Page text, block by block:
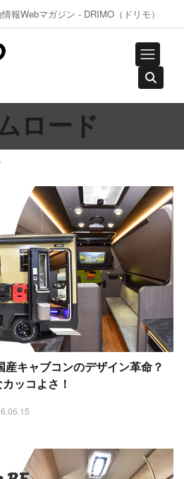
報Webマガジン - DRIMO（ドリモ）
ロード
産キャブコンのデザイン革命？
ッコよさ！